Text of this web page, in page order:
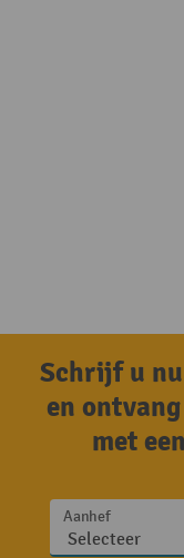
Schrijf u
en
met
Aanhef